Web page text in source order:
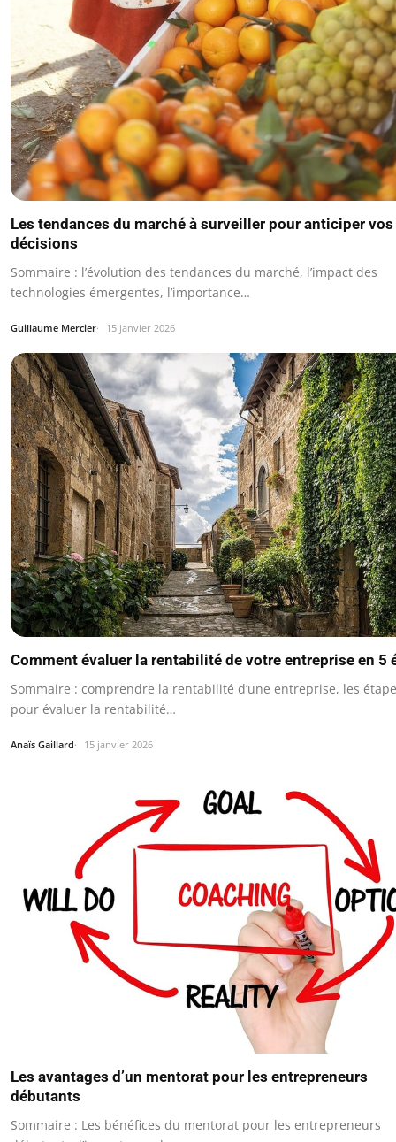
Les tendances du marché à surveiller pour anticiper vos
décisions
Sommaire : l’évolution des tendances du marché, l’impact des
technologies émergentes, l’importance…
Guillaume Mercier 15 janvier 2026
Comment évaluer la rentabilité de votre entreprise en 5
Sommaire : comprendre la rentabilité d’une entreprise, les
pour évaluer la rentabilité…
Anaïs Gaillard 15 janvier 2026
Les avantages d’un mentorat pour les entrepreneurs
débutants
Sommaire : Les bénéfices du mentorat pour les entrepreneurs